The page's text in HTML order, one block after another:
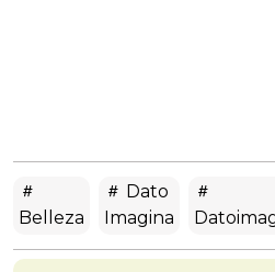
Belleza
Dato
Imagina